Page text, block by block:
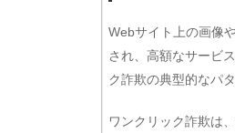
Webサイト上の画像
され、高額なサービ
ク詐欺の典型的なパタ
ワンクリック詐欺は